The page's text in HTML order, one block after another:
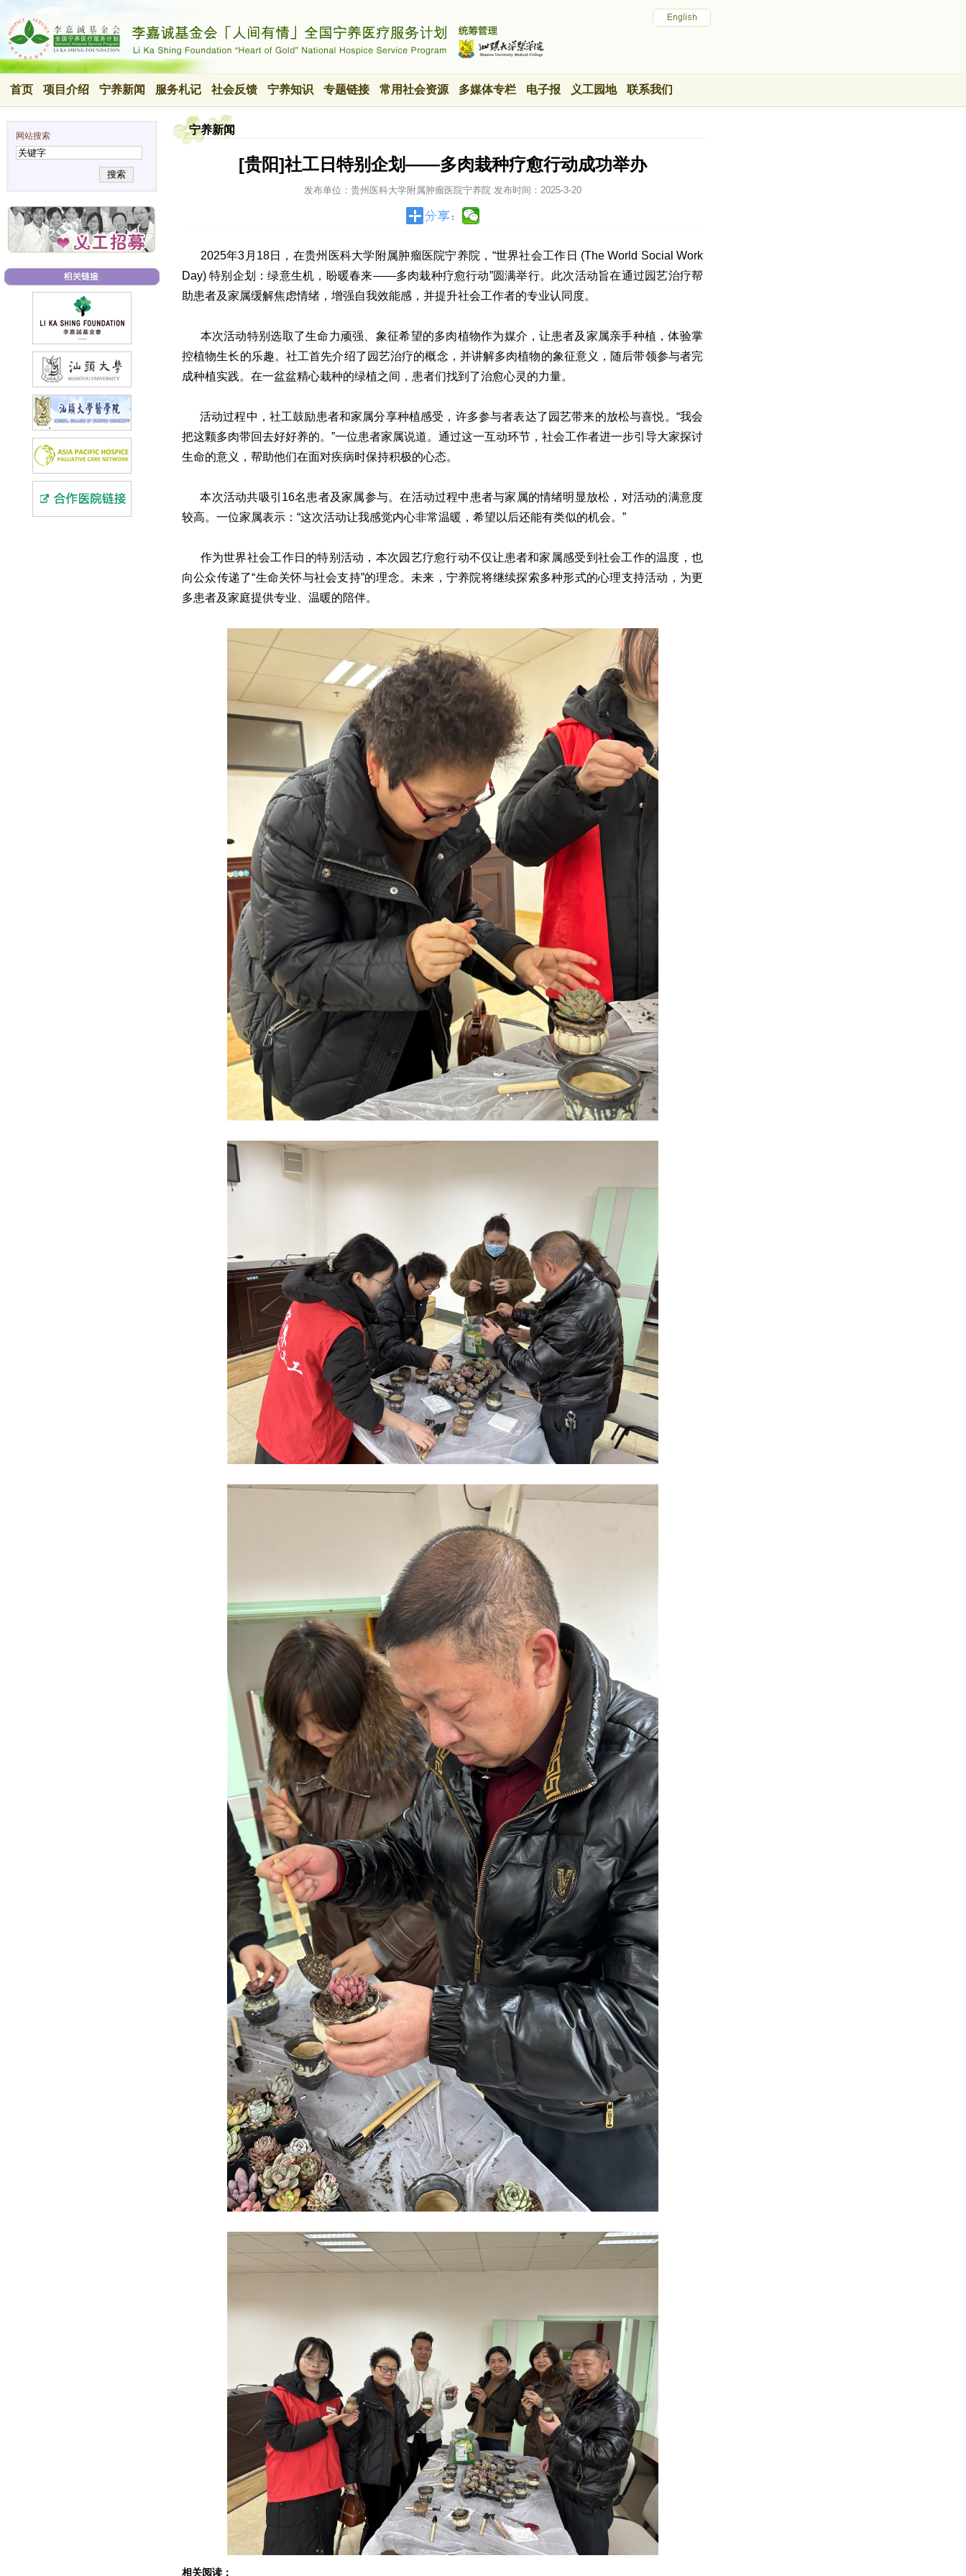
首页 项目介绍 宁养新闻 服务札记 社会反馈 宁养知识 专题链接 常用社会资源 多媒体专栏 电子报 义工园地 联系我们
网站搜索
搜索
宁养新闻
[贵阳]社工日特别企划——多肉栽种疗愈行动成功举办
发布单位：贵州医科大学附属肿瘤医院宁养院 发布时间： 2025-3-20
2025年3月18日，在贵州医科大学附属肿瘤医院宁养院，“世界社会工作日 (The World Social Work
Day) 特别企划：绿意生机，盼暖春来——多肉栽种疗愈行动”圆满举行。此次活动旨在通过园艺治疗帮
助患者及家属缓解焦虑情绪，增强自我效能感，并提升社会工作者的专业认同度。
本次活动特别选取了生命力顽强、象征希望的多肉植物作为媒介，让患者及家属亲手种植，体验掌
控植物生长的乐趣。社工首先介绍了园艺治疗的概念，并讲解多肉植物的象征意义，随后带领参与者完
成种植实践。在一盆盆精心栽种的绿植之间，患者们找到了治愈心灵的力量。
活动过程中，社工鼓励患者和家属分享种植感受，许多参与者表达了园艺带来的放松与喜悦。“我会
把这颗多肉带回去好好养的。”一位患者家属说道。通过这一互动环节，社会工作者进一步引导大家探讨
生命的意义，帮助他们在面对疾病时保持积极的心态。
本次活动共吸引16名患者及家属参与。在活动过程中患者与家属的情绪明显放松，对活动的满意度
较高。一位家属表示：“这次活动让我感觉内心非常温暖，希望以后还能有类似的机会。”
作为世界社会工作日的特别活动，本次园艺疗愈行动不仅让患者和家属感受到社会工作的温度，也
向公众传递了“生命关怀与社会支持”的理念。未来，宁养院将继续探索多种形式的心理支持活动，为更
多患者及家庭提供专业、温暖的陪伴。
相关阅读：